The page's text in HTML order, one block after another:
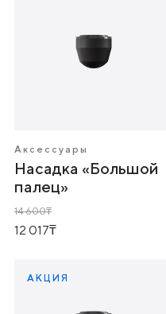
Аксессуары
Насадка «Большой
палец»
14 600
12 017
АКЦИЯ